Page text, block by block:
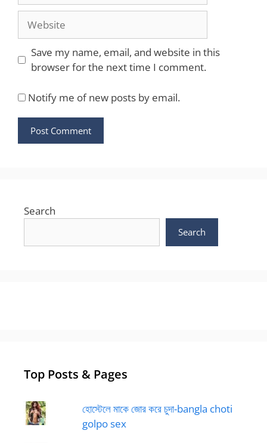
Website
Save my name, email, and website in this
browser for the next time I comment.
Notify me of new posts by email.
Search
Search
Top Posts & Pages
হোস্টেলে মাকে জোর করে চুদা-bangla choti
golpo sex